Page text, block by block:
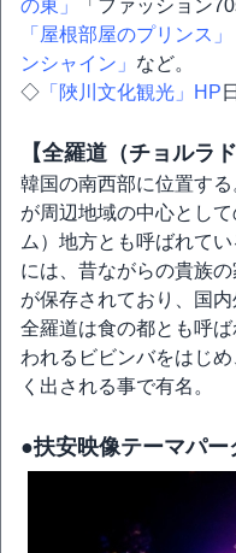
の東」
「ファッション
「屋根部屋のプリンス」
ンシャイン」 など。
◇ 「陜川文化観光」HP
【全羅道（チョルラド
韓国の南西部に位置する
が周辺地域の中心とし
ム）地方とも呼ばれて
には、昔ながらの貴族
が保存されており、国
全羅道は食の都とも呼
われるビビンバをはじ
く出される事で有名。
●扶安映像テーマパー